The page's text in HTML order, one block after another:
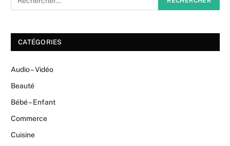
CATÉGORIES
Audio – Vidéo
Beauté
Bébé – Enfant
Commerce
Cuisine